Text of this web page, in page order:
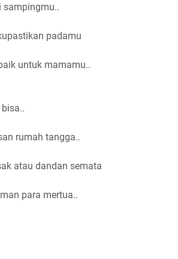
sampingmu..
padamu
untuk mamamu..
rumah tangga..
atau dandan semata
para mertua..